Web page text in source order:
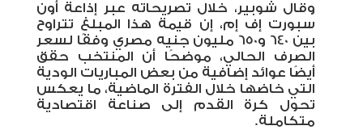
وقال شوبير، خلال تصريحاته عبر إذاعة أون
سبورت إف إم، إن قيمة هذا المبلغ تتراوح
بين 640 و650 مليون جنيه مصري وفقًا لسعر
الصرف الحالي، موضحًا أن المنتخب حقق
أيضًا عوائد إضافية من بعض المباريات الودية
التي خاضها خلال الفترة الماضية، ما يعكس
تحول كرة القدم إلى صناعة اقتصادية
متكاملة.